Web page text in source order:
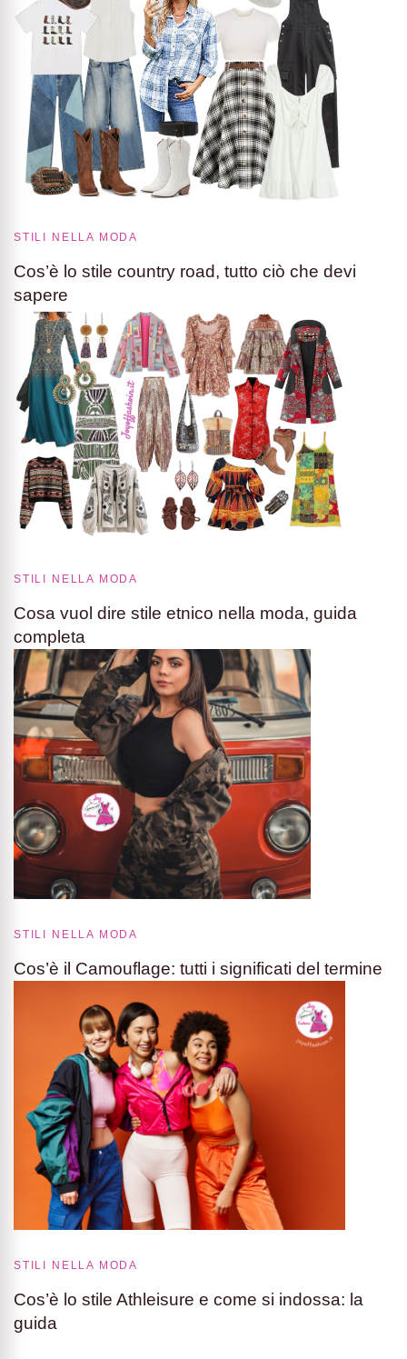
STILI NELLA MODA
Cos’è lo stile country road, tutto ciò che devi
sapere
STILI NELLA MODA
Cosa vuol dire stile etnico nella moda, guida
completa
STILI NELLA MODA
Cos’è il Camouflage: tutti i significati del termine
STILI NELLA MODA
Cos’è lo stile Athleisure e come si indossa: la
guida